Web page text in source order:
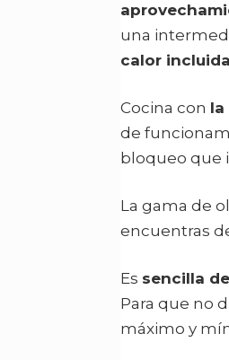
una
calor
Cocina con la
de
bloqueo que
La gama de
encuentras
Es sencilla
Para que no
máximo y